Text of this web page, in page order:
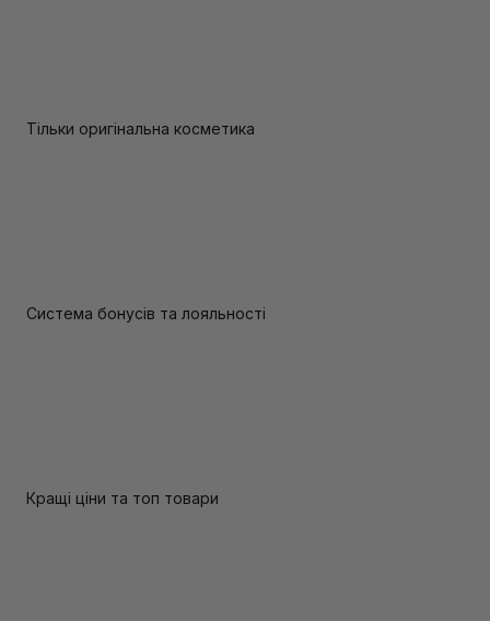
Тільки оригінальна косметика
Система бонусів та лояльності
Кращі ціни та топ товари